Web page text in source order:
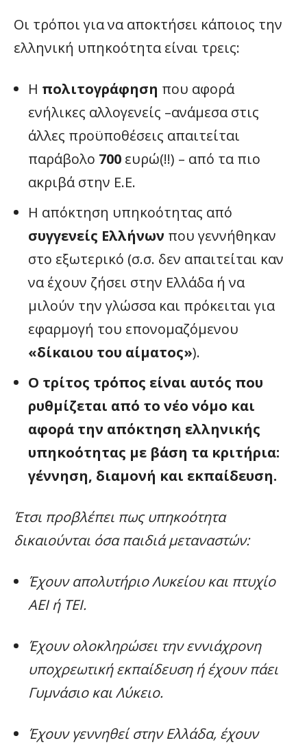
Οι τρόποι για να αποκτήσει κάποιος την
ελληνική υπηκοότητα είναι τρεις:
Η πολιτογράφηση που αφορά
ενήλικες αλλογενείς –ανάμεσα στις
άλλες προϋποθέσεις απαιτείται
παράβολο 700 ευρώ(!!) – από τα πιο
ακριβά στην Ε.Ε.
Η απόκτηση υπηκοότητας από
συγγενείς Ελλήνων που γεννήθηκαν
στο εξωτερικό (σ.σ. δεν απαιτείται καν
να έχουν ζήσει στην Ελλάδα ή να
μιλούν την γλώσσα και πρόκειται για
εφαρμογή του επονομαζόμενου
«δίκαιου του αίματος»).
Ο τρίτος τρόπος είναι αυτός που
ρυθμίζεται από το νέο νόμο και
αφορά την απόκτηση ελληνικής
υπηκοότητας με βάση τα κριτήρια:
γέννηση, διαμονή και εκπαίδευση.
Έτσι προβλέπει πως υπηκοότητα
δικαιούνται όσα παιδιά μεταναστών:
Έχουν απολυτήριο Λυκείου και πτυχίο
ΑΕΙ ή ΤΕΙ.
Έχουν ολοκληρώσει την εννιάχρονη
υποχρεωτική εκπαίδευση ή έχουν πάει
Γυμνάσιο και Λύκειο.
Έχουν γεννηθεί στην Ελλάδα, έχουν